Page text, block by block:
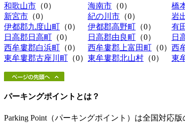
和歌山市 （0） 海南市 （0） 橋
新宮市 （0） 紀の川市 （0） 岩
伊都郡九度山町 （0） 伊都郡高野町 （0） 有
日高郡日高町 （0） 日高郡由良町 （0） 日
西牟婁郡白浜町 （0） 西牟婁郡上富田町 （0） 西
東牟婁郡古座川町 （0） 東牟婁郡北山村 （0） 東
パーキングポイントとは？
Parking Point（パーキングポイント）は全国対応